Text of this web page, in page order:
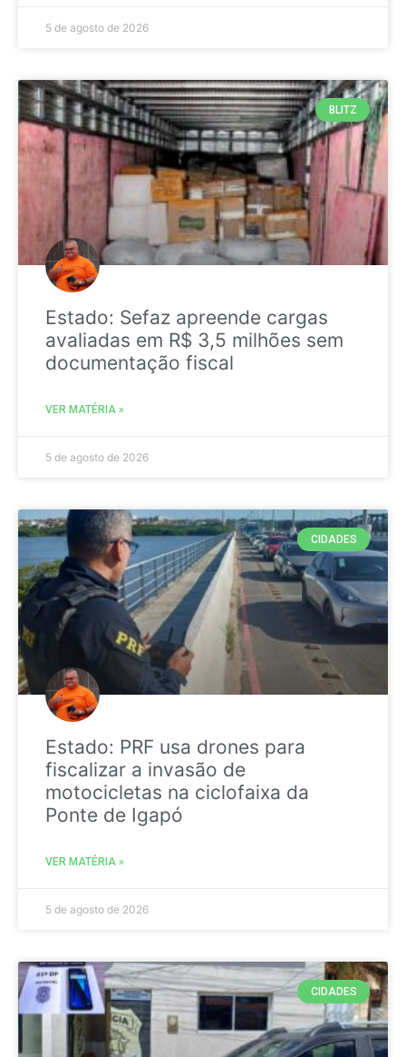
5 de agosto de 2026
BLITZ
Estado: Sefaz apreende cargas
avaliadas em R$ 3,5 milhões sem
documentação fiscal
VER MATÉRIA »
5 de agosto de 2026
CIDADES
Estado: PRF usa drones para
fiscalizar a invasão de
motocicletas na ciclofaixa da
Ponte de Igapó
VER MATÉRIA »
5 de agosto de 2026
CIDADES